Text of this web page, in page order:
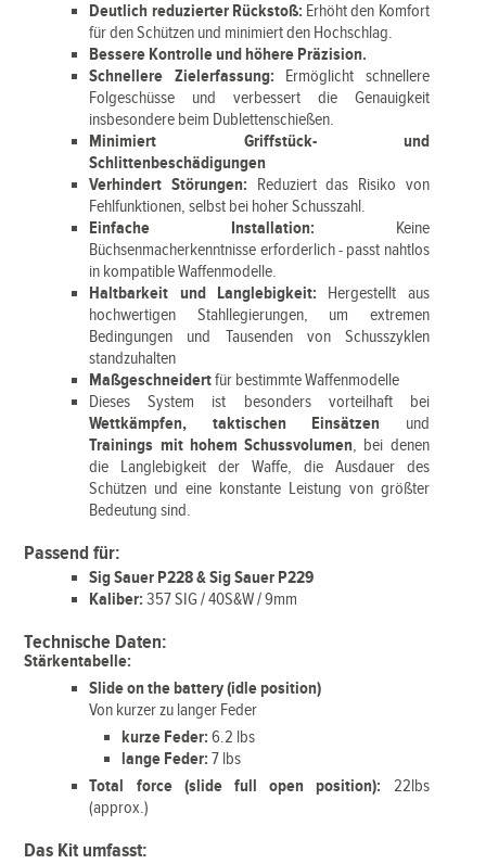
Deutlich reduzierter Rückstoß: Erhöht den Komfort
für den Schützen und minimiert den Hochschlag.
Bessere Kontrolle und höhere Präzision.
Schnellere Zielerfassung: Ermöglicht schnellere
Folgeschüsse und verbessert die Genauigkeit
insbesondere beim Dublettenschießen.
Minimiert Griffstück- und
Schlittenbeschädigungen
Verhindert Störungen: Reduziert das Risiko von
Fehlfunktionen, selbst bei hoher Schusszahl.
Einfache Installation: Keine
Büchsenmacherkenntnisse erforderlich - passt nahtlos
in kompatible Waffenmodelle.
Haltbarkeit und Langlebigkeit: Hergestellt aus
hochwertigen Stahllegierungen, um extremen
Bedingungen und Tausenden von Schusszyklen
standzuhalten
Maßgeschneidertfür bestimmte Waffenmodelle
Dieses System ist besonders vorteilhaft bei
Wettkämpfen, taktischen Einsätzen und
Trainings mit hohem Schussvolumen, bei denen
die Langlebigkeit der Waffe, die Ausdauer des
Schützen und eine konstante Leistung von größter
Bedeutung sind.
Passend für:
Sig Sauer P228 & Sig Sauer P229
Kaliber: 357 SIG / 40S&W / 9mm
Technische Daten:
Stärkentabelle:
Slide on the battery (idle position)
Von kurzer zu langer Feder
kurze Feder: 6.2 lbs
lange Feder:7 lbs
Total force (slide full open position): 22lbs
(approx.)
Das Kit umfasst: